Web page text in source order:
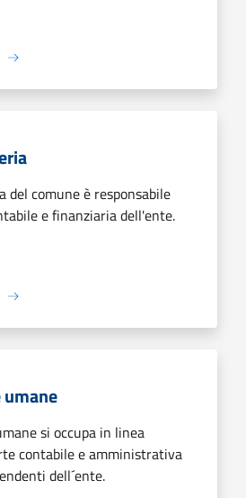
del comune è responsabile
e finanziaria dell'ente.
si occupa in linea
contabile e amministrativa
dell´ente.